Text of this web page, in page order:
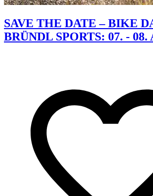
SAVE THE DATE – BIKE
BRÜNDL SPORTS: 07. - 08.